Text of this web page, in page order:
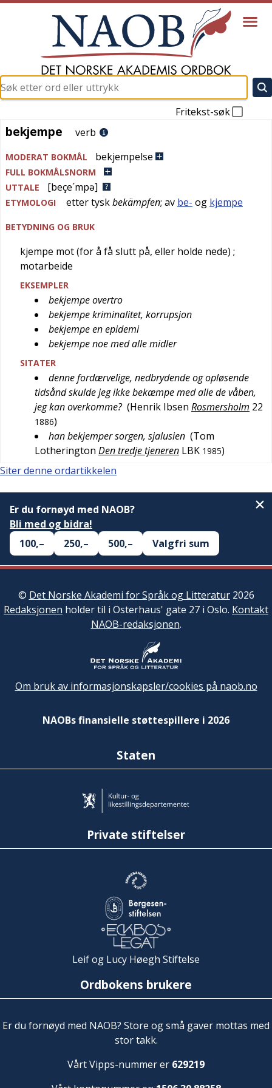
Fritekst-søk
bekjempe
bekjempe verb
MODERAT BOKMÅL bekjempelse
FULL BOKMÅLSNORM
UTTALE
[beçe´mpə]
ETYMOLOGI ettertyskbekämpfen; av be- og kjempe
BETYDNING OG BRUK
kjempe mot (for å få slutt på, eller holde nede) ;
motarbeide
EKSEMPLER
bekjempe overtro
bekjempe kriminalitet, korrupsjon
bekjempe en epidemi
bekjempe noe med alle midler
SITATER
denne fordærvelige, nedbrydende og opløsende
tidsånd skulde jeg ikke bekæmpe med alle de våben,
jeg kan overkomme? (Henrik Ibsen Rosmersholm 22
1886)
han bekjemper sorgen, sjalusien (Tom
Lotherington Den tredje tjeneren LBK 1985)
Siter denne ordartikkelen
Er du fornøyd med NAOB?
Bli med og bidra!
100,–
250,– 500,– Valgfri sum
© Det Norske Akademi for Språk og Litteratur2026
Redaksjonen holder til i Osterhaus' gate 27 i Oslo. Kontakt
NAOB-redaksjonen.
Om bruk av informasjonskapsler/cookies på naob.no
NAOBs finansielle støttespillere i 2026
Staten
Private stiftelser
Leif og Lucy Høegh Stiftelse
Ordbokens brukere
Er du fornøyd med NAOB? Store og små gaver mottas med
stor takk.
Vårt Vipps-nummer er 629219